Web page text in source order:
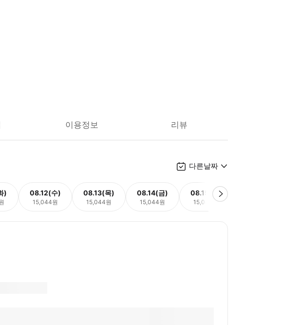
이용정보 리뷰
다른날짜
) 08.12(수)
15,044원
08.13(목)
15,044원
08.14(금)
15,044원
08.15(토)
15,044원